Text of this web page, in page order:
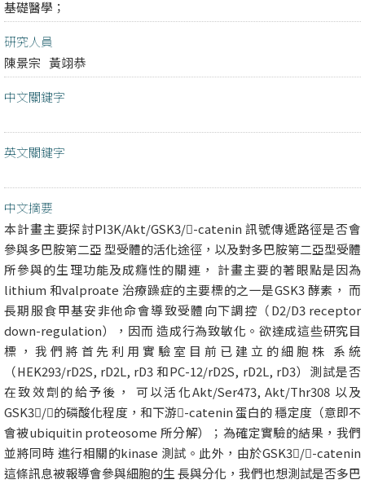
基礎醫學；
研究人員
陳景宗 黃翊恭
中文關鍵字
英文關鍵字
中文摘要
本計畫主要探討PI3K/Akt/GSK3/-catenin 訊號傳遞路徑是否會
參與多巴胺第二亞 型受體的活化途徑，以及對多巴胺第二亞型受體
所參與的生理功能及成癮性的關連， 計畫主要的著眼點是因為
lithium 和valproate 治療躁症的主要標的之一是GSK3 酵素， 而
長期服食甲基安非他命會導致受體向下調控（D2/D3 receptor
down-regulation），因而 造成行為致敏化。欲達成這些研究目
標，我們將首先利用實驗室目前已建立的細胞株 系統
（HEK293/rD2S, rD2L, rD3 和PC-12/rD2S, rD2L, rD3）測試是否
在致效劑的給予後， 可以活化Akt/Ser473, Akt/Thr308 以及
GSK3/的磷酸化程度，和下游-catenin 蛋白的 穩定度（意即不
會被ubiquitin proteosome 所分解）；為確定實驗的結果，我們
並將同時 進行相關的kinase 測試。此外，由於GSK3/-catenin
這條訊息被報導會參與細胞的生 長與分化，我們也想測試是否多巴